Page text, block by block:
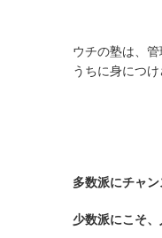
ウチの塾は、
うちに身につけ
多数派にチャン
少数派にこそ